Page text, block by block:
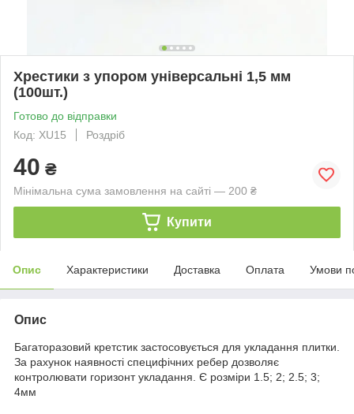
Хрестики з упором універсальні 1,5 мм
(100шт.)
Готово до відправки
Код: XU15
Роздріб
40 ₴
Мінімальна сума замовлення на сайті — 200 ₴
Купити
Опис Характеристики Доставка Оплата Умови
Опис
Багаторазовий кретстик застосовується для укладання плитки.
За рахунок наявності специфічних ребер дозволяє
контролювати горизонт укладання. Є розміри 1.5; 2; 2.5; 3;
4мм